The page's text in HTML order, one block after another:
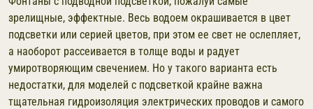
зрелищные, эффектные. Весь водоем окрашивается в цвет
подсветки или серией цветов, при этом ее свет не ослепляет,
а наоборот рассеивается в толще воды и радует
умиротворяющим свечением. Но у такого варианта есть
недостатки, для моделей с подсветкой крайне важна
тщательная гидроизоляция электрических проводов и самого